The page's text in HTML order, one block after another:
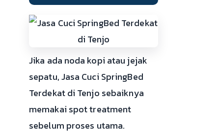
Jika ada noda kopi atau jejak
sepatu, Jasa Cuci SpringBed
Terdekat di Tenjo sebaiknya
memakai spot treatment
sebelum proses utama.